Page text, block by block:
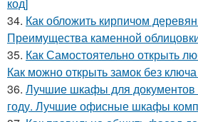
34. Как обложить кирпичом
Преимущества каменной
35. Как Самостоятельно открыть
Как можно открыть замок без
36. Лучшие шкафы для
году. Лучшие офисные шкафы